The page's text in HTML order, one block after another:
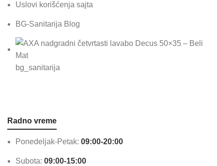
Uslovi korišćenja sajta
BG-Sanitarija Blog
bg_sanitarija
Radno vreme
Ponedeljak-Petak: 09:00-20:00
Subota: 09:00-15:00